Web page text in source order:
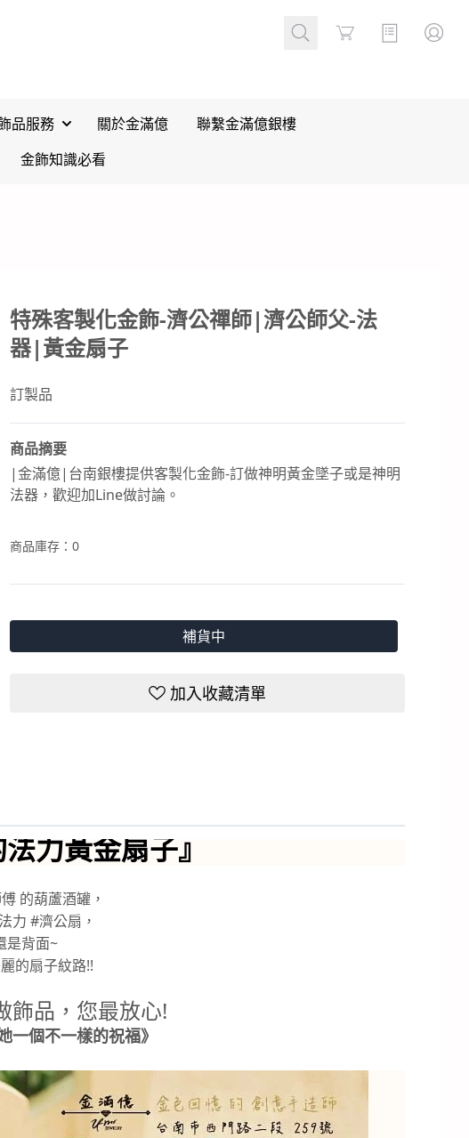
Cart
品服務 關於金滿億
聯繫金滿億銀樓
金飾知識必看
特殊客製化金飾-濟公禪師|濟公師父-法
器|黃金扇子
訂製品
商品摘要
|金滿億|台南銀樓提供客製化金飾-訂做神明黃金墜子或是神明
法器，歡迎加Line做討論。
商品庫存：0
補貨中
加入收藏清單
力黃金扇子』
的葫蘆酒罐，
力 #濟公扇，
是背面~
的扇子紋路!!
飾品，您最放心!
一個不一樣的祝福》